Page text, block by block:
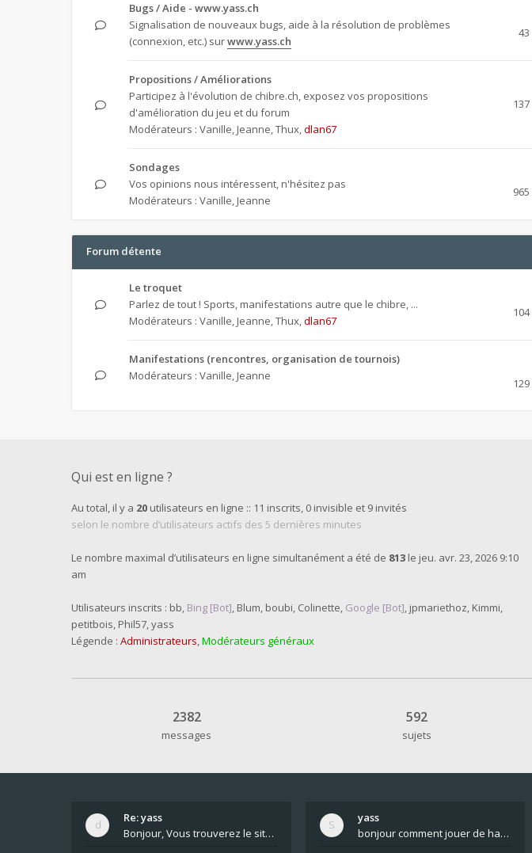
Bugs / Aide - www.yass.ch
Signalisation de nouveaux bugs, aide à la résolution de problèmes
(connexion, etc.) surwww.yass.ch
43
Propositions / Améliorations
Participez à l'évolution de chibre.ch, exposez vos propositions
d'amélioration du jeu et du forum
Modérateurs : Vanille, Jeanne,Thux,dlan67
137
Sondages
Vos opinions nous intéressent, n'hésitez pas
Modérateurs : Vanille, Jeanne
965
Forum détente
Le troquet
Parlez de tout ! Sports, manifestations autre que le chibre, ...
Modérateurs : Vanille, Jeanne,Thux,dlan67
104
Manifestations (rencontres, organisation de tournois)
Modérateurs : Vanille, Jeanne
129
Qui est en ligne ?
Au total, il y a 20 utilisateurs en ligne :: 11 inscrits, 0 invisible et 9 invités
selon le nombre d’utilisateurs actifs des 5 dernières minutes
Le nombre maximal d’utilisateurs en ligne simultanément a été de 813 le jeu. avr. 23, 2026 9:10
am
Utilisateurs inscrits : bb, Bing [Bot], Blum, boubi, Colinette, Google [Bot], jpmariethoz, Kimmi,
petitbois, Phil57,yass
Légende : Administrateurs,Modérateurs généraux
2382
messages
592
sujets
Re: yass
Bonjour, Vous trouverez le site ici dans le foru
yass
bonjour comment jouer de haut en bas tout atout mi